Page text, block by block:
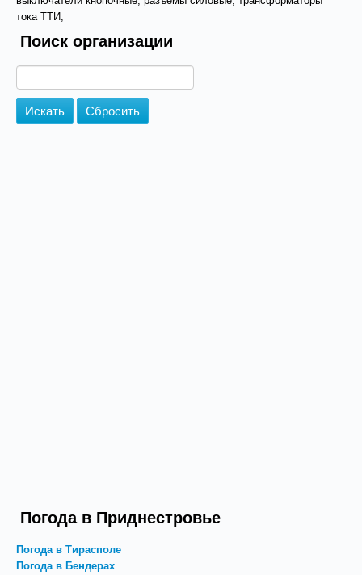
тока ТТИ;
Поиск организации
Погода в Приднестровье
Погода в Тирасполе
Погода в Бендерах